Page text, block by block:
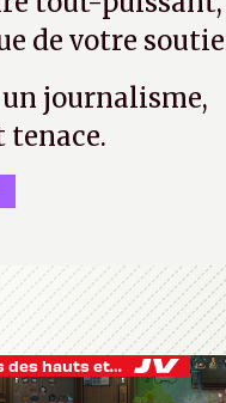
de votre
journalisme,
tenace.
Je vis des hauts et des bas